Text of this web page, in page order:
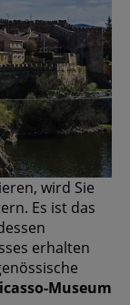
wird Sie
Es ist das
erhalten
Museum